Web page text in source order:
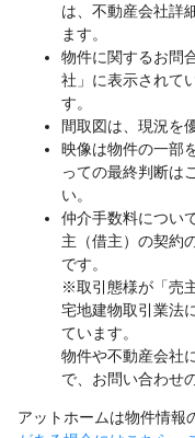
は、不動産会社詳
ます。
物件に関するお問
社」に表示されて
す。
間取図は、現況を
映像は物件の一部
っての最終判断は
い。
仲介手数料につい
主（借主）の契約
です。
※取引態様が「売
宅地建物取引業法
ています。
物件や不動産会社
で、お問い合わせ
アットホームは物件情報